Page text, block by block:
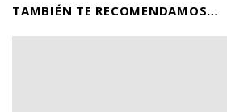
TAMBIÉN TE RECOMENDAMOS…